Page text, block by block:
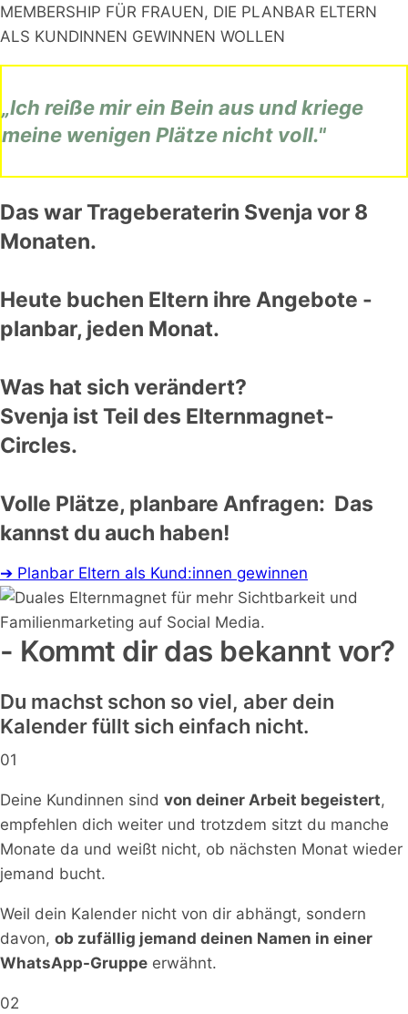
MEMBERSHIP FÜR FRAUEN, DIE PLANBAR ELTERN
ALS KUNDINNEN GEWINNEN WOLLEN
„Ich reiße mir ein Bein aus und kriege
meine wenigen Plätze nicht voll."
Das war Trageberaterin Svenja vor 8
Monaten.
Heute buchen Eltern ihre Angebote -
planbar, jeden Monat.
Was hat sich verändert?
Svenja ist Teil des Elternmagnet-
Circles.
Volle Plätze, planbare Anfragen: Das
kannst du auch haben!
➔ Planbar Eltern als Kund:innen gewinnen
- Kommt dir das bekannt vor?
Du machst schon so viel, aber dein
Kalender füllt sich einfach nicht.
01
Deine Kundinnen sind von deiner Arbeit begeistert,
empfehlen dich weiter und trotzdem sitzt du manche
Monate da und weißt nicht, ob nächsten Monat wieder
jemand bucht.
Weil dein Kalender nicht von dir abhängt, sondern
davon, ob zufällig jemand deinen Namen in einer
WhatsApp-Gruppe erwähnt.
02